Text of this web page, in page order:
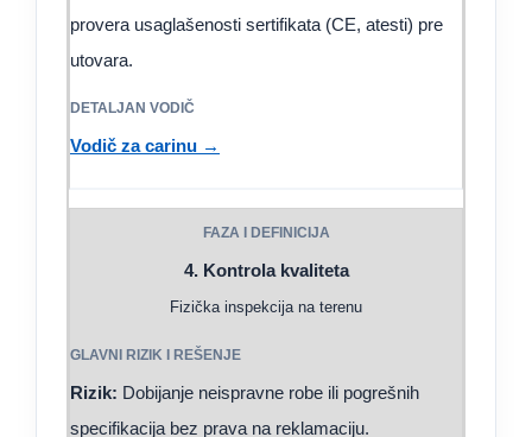
provera usaglašenosti sertifikata (CE, atesti) pre
utovara.
Vodič za carinu →
4. Kontrola kvaliteta
Fizička inspekcija na terenu
Rizik: Dobijanje neispravne robe ili pogrešnih
specifikacija bez prava na reklamaciju.